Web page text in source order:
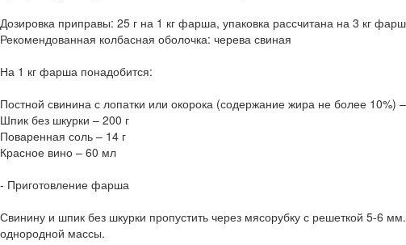
Дозировка приправы: 25 г на 1 кг фарша, упаковка рассчитана на 3 кг
Рекомендованная колбасная оболочка: черева свиная
На 1 кг фарша понадобится:
Постной свинина с лопатки или окорока (содержание жира не более 10%)
Шпик без шкурки – 200 г
Поваренная соль – 14 г
Красное вино – 60 мл
- Приготовление фарша
Свинину и шпик без шкурки пропустить через мясорубку с решеткой 5-6
однородной массы.